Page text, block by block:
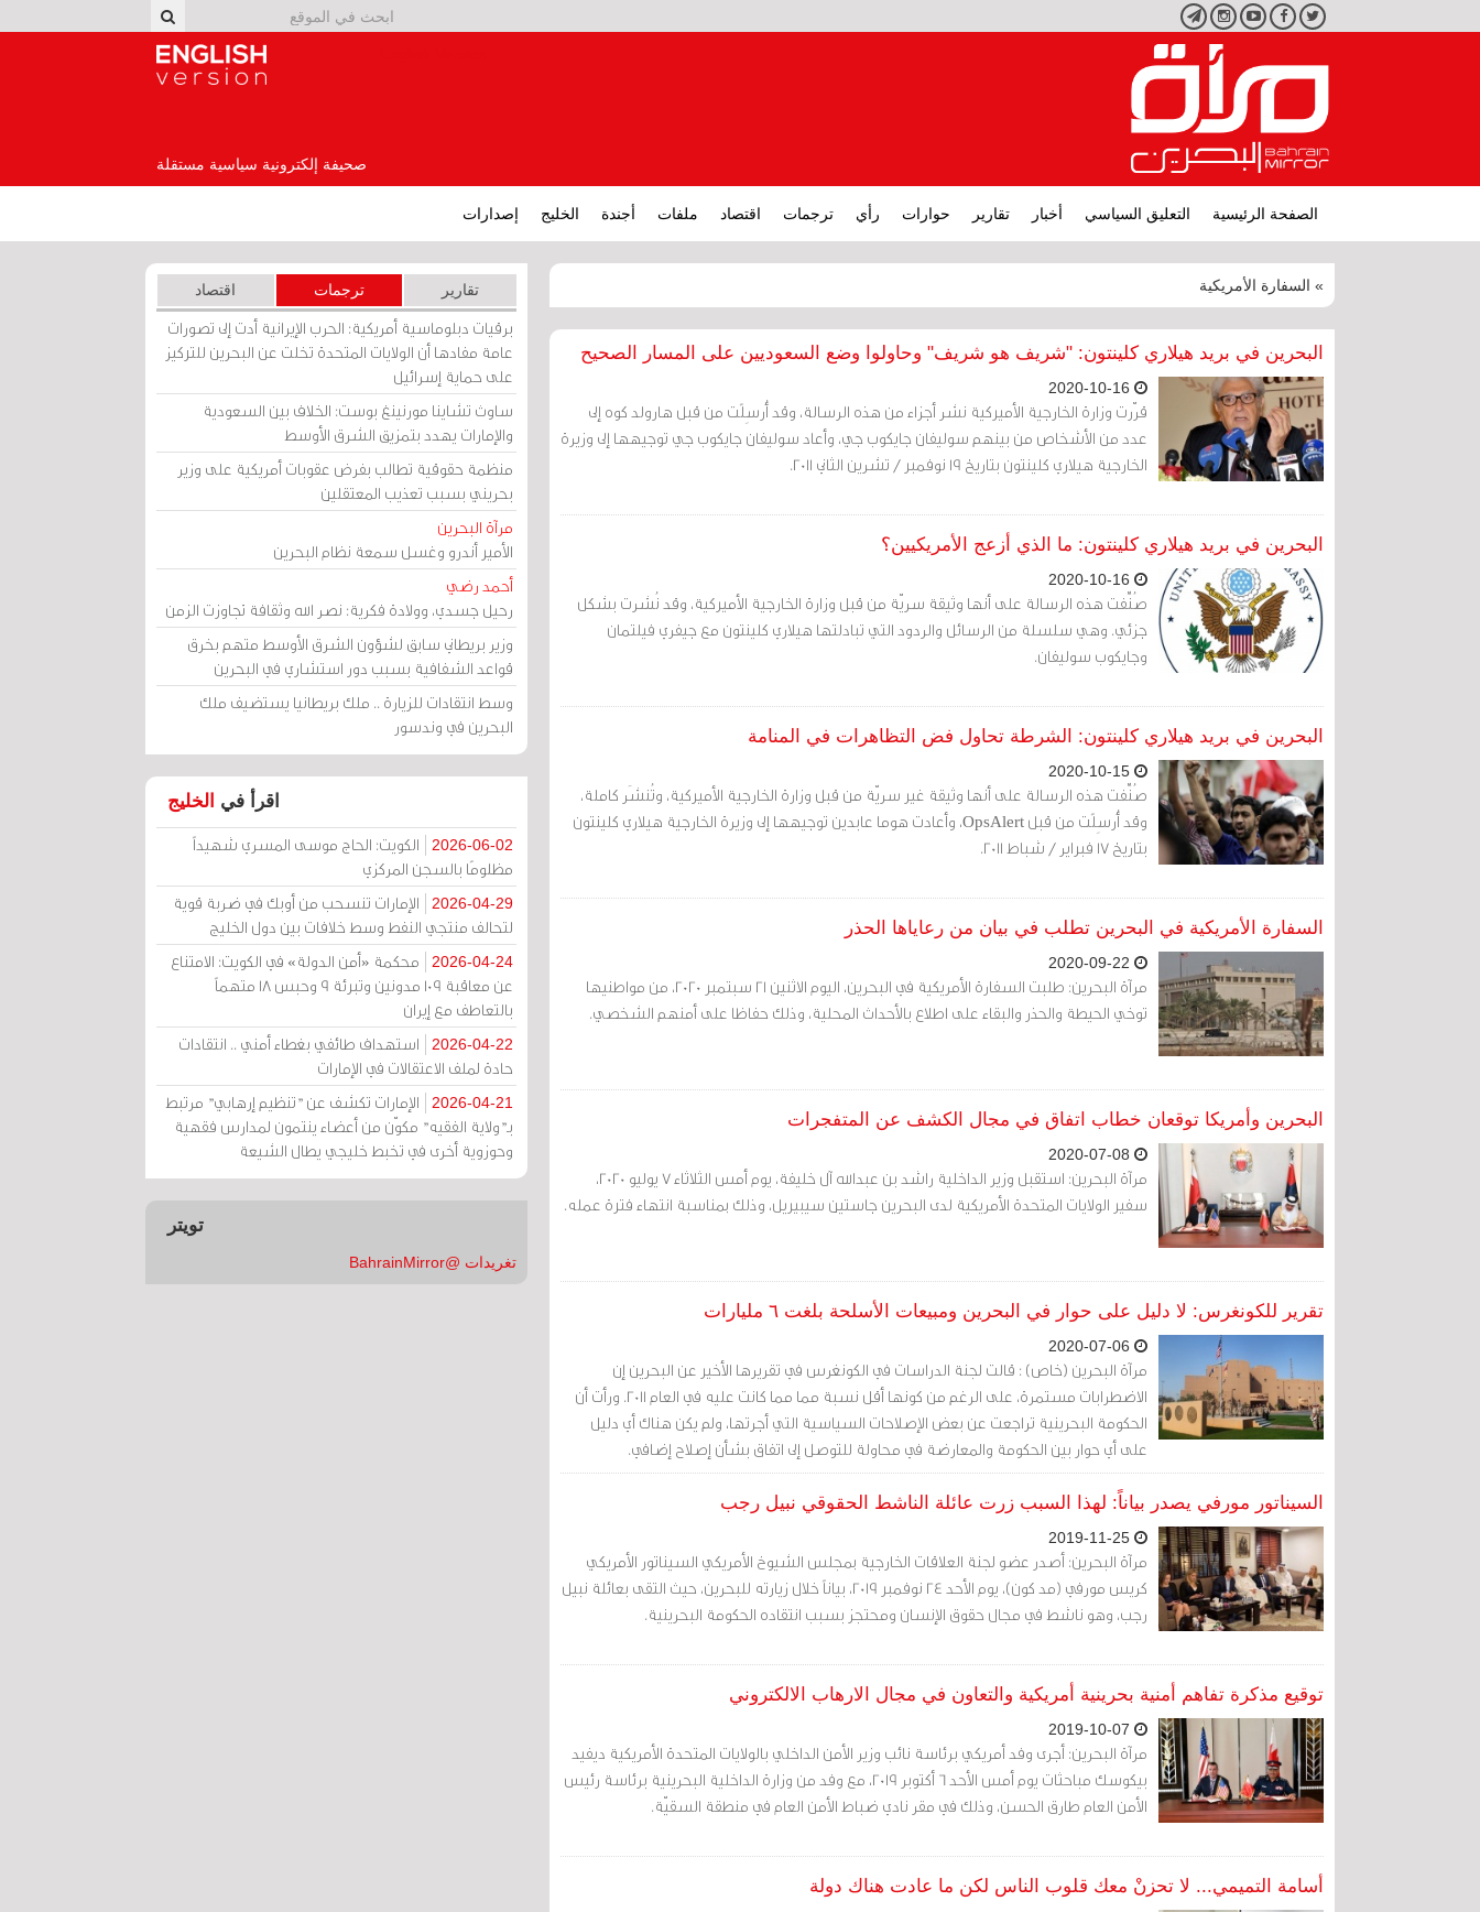
تويتر فيسبوكيوتيوبانستجرامتليجرام
صحيفة إلكترونية سياسية مستقلة
الصفحة الرئيسية التعليق السياسي أخبار تقارير حوارات رأي ترجمات اقتصاد ملفات أجندة الخليج إصدارات
» السفارة الأمريكية
البحرين في بريد هيلاري كلينتون: "شريف هو شريف" وحاولوا وضع السعوديين على المسار الصحيح
قرّرت وزارة الخارجية الأميركية نشر أجزاء من هذه الرسالة، وقد أُرسِلًت من قبل هارولد كوه إلى
عدد من الأشخاص من بينهم سوليفان جايكوب جي، وأعاد سوليفان جايكوب جي توجيهها إلى وزيرة
الخارجية هيلاري كلينتون بتاريخ 19 نوفمبر / تشرين الثاني 2011.
البحرين في بريد هيلاري كلينتون: ما الذي أزعج الأمريكيين؟
صُنِّفت هذه الرسالة على أنها وثيقة سريّة من قبل وزارة الخارجية الأميركية، وقد نُشرت بشكل
جزئي. وهي سلسلة من الرسائل والردود التي تبادلتها هيلاري كلينتون مع جيفري فيلتمان
وجايكوب سوليفان.
البحرين في بريد هيلاري كلينتون: الشرطة تحاول فض التظاهرات في المنامة
صُنِّفت هذه الرسالة على أنها وثيقة غير سريّة من قبل وزارة الخارجية الأميركية، وتُنشَر كاملة،
وقد أُرسِلًت من قبل OpsAlert، وأعادت هوما عابدين توجيهها إلى وزيرة الخارجية هيلاري كلينتون
بتاريخ 17 فبراير / شباط 2011.
السفارة الأمريكية في البحرين تطلب في بيان من رعاياها الحذر
مرآة البحرين: طلبت السفارة الأمريكية في البحرين، اليوم الاثنين 21 سبتمبر 2020، من مواطنيها
توخي الحيطة والحذر والبقاء على اطلاع بالأحداث المحلية، وذلك حفاظا على أمنهم الشخصي.
البحرين وأمريكا توقعان خطاب اتفاق في مجال الكشف عن المتفجرات
مرآة البحرين: استقبل وزير الداخلية راشد بن عبدالله آل خليفة، يوم أمس الثلاثاء 7 يوليو 2020،
سفير الولايات المتحدة الأمريكية لدى البحرين جاستين سيبيريل، وذلك بمناسبة انتهاء فترة عمله.
تقرير للكونغرس: لا دليل على حوار في البحرين ومبيعات الأسلحة بلغت ٦ مليارات
مرآة البحرين (خاص) : قالت لجنة الدراسات في الكونغرس في تقريرها الأخير عن البحرين إن
الاضطرابات مستمرة، على الرغم من كونها أقل نسبة مما مما كانت عليه في العام 2011. ورأت أن
الحكومة البحرينية تراجعت عن بعض الإصلاحات السياسية التي أجرتها، ولم يكن هناك أي دليل
على أي حوار بين الحكومة والمعارضة في محاولة للتوصل إلى اتفاق بشأن إصلاح إضافي.
السيناتور مورفي يصدر بياناً: لهذا السبب زرت عائلة الناشط الحقوقي نبيل رجب
مرآة البحرين: أصدر عضو لجنة العلاقات الخارجية بمجلس الشيوخ الأمريكي السيناتور الأمريكي
كريس مورفي (مد كون)، يوم الأحد 24 نوفمبر 2019، بياناً خلال زيارته للبحرين، حيث التقى بعائلة نبيل
رجب، وهو ناشط في مجال حقوق الإنسان ومحتجز بسبب انتقاده الحكومة البحرينية.
توقيع مذكرة تفاهم أمنية بحرينية أمريكية والتعاون في مجال الارهاب الالكتروني
مرآة البحرين: أجرى وفد أمريكي برئاسة نائب وزير الأمن الداخلي بالولايات المتحدة الأمريكية ديفيد
بيكوسك مباحثات يوم أمس الأحد 6 أكتوبر 2019، مع وفد من وزارة الداخلية البحرينية برئاسة رئيس
الأمن العام طارق الحسن، وذلك في مقر نادي ضباط الأمن العام في منطقة السقيّة.
أسامة التميمي... لا تحزنْ معك قلوب الناس لكن ما عادت هناك دولة
تقارير ترجمات اقتصاد
برقيات دبلوماسية أمريكية: الحرب الإيرانية أدت إلى تصورات
عامة مفادها أن الولايات المتحدة تخلت عن البحرين للتركيز
على حماية إسرائيل
ساوث تشاينا مورنينغ بوست: الخلاف بين السعودية
والإمارات يهدد بتمزيق الشرق الأوسط
منظمة حقوقية تطالب بفرض عقوبات أمريكية على وزير
بحريني بسبب تعذيب المعتقلين
مرآة البحرين
الأمير أندرو وغسل سمعة نظام البحرين
أحمد رضي
رحيل جسدي، وولادة فكرية: نصر الله وثقافة تجاوزت الزمن
وزير بريطاني سابق لشؤون الشرق الأوسط متهم بخرق
قواعد الشفافية بسبب دور استشاري في البحرين
وسط انتقادات للزيارة .. ملك بريطانيا يستضيف ملك
البحرين في وندسور
اقرأ في الخليج
2026-06-02
الكويت: الحاج موسى المسري شهيداً
مظلومًا بالسجن المركزي
2026-04-29
الإمارات تنسحب من أوبك في ضربة قوية
لتحالف منتجي النفط وسط خلافات بين دول الخليج
2026-04-24
محكمة «أمن الدولة» في الكويت: الامتناع
عن معاقبة 109 مدونين وتبرئة 9 وحبس 18 متهماً
بالتعاطف مع إيران
2026-04-22
استهداف طائفي بغطاء أمني .. انتقادات
حادة لملف الاعتقالات في الإمارات
2026-04-21
الإمارات تكشف عن "تنظيم إرهابي" مرتبط
بـ"ولاية الفقيه" مكوّن من أعضاء ينتمون لمدارس فقهية
وحوزوية أخرى في تخبط خليجي يطال الشيعة
تويتر
تغريدات @BahrainMirror